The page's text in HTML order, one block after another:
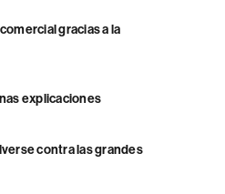
gracias a la
explicaciones
contra las grandes